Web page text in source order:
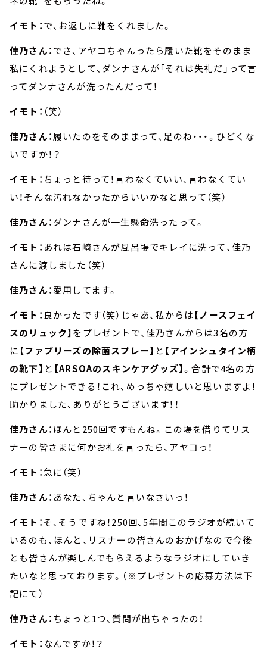
イモト：で、お返しに靴をくれました。
佳乃さん：でさ、アヤコちゃんったら履いた靴をそのまま
私にくれようとして、ダンナさんが「それは失礼だ」って言
ってダンナさんが洗ったんだって！
イモト： （笑）
佳乃さん：履いたのをそのままって、足のね・・・。ひどくな
いですか！？
イモト： ちょっと待って！言わなくていい、言わなくてい
い！そんな汚れなかったからいいかなと思って（笑）
佳乃さん：ダンナさんが一生懸命洗ったって。
イモト： あれは石崎さんが風呂場でキレイに洗って、佳乃
さんに渡しました（笑）
佳乃さん：愛用してます。
イモト： 良かったです（笑）じゃあ、私からは 【ノースフェイ
スのリュック】をプレゼントで、佳乃さんからは3名の方
に 【ファブリーズの除菌スプレー】 と 【アインシュタイン柄
の靴下】 と 【ARSOAのスキンケアグッズ】。合計で4名の方
にプレゼントできる！これ、めっちゃ嬉しいと思いますよ！
助かりました、ありがとうございます！！
佳乃さん：ほんと250回ですもんね。この場を借りてリス
ナーの皆さまに何かお礼を言ったら、アヤコっ！
イモト：急に（笑）
佳乃さん： あなた、ちゃんと言いなさいっ！
イモト：そ、そうですね！250回、5年間このラジオが続いて
いるのも、ほんと、リスナーの皆さんのおかげなので今後
とも皆さんが楽しんでもらえるようなラジオにしていき
たいなと思っております。（※プレゼントの応募方法は下
記にて）
佳乃さん： ちょっと1つ、質問が出ちゃったの！
イモト： なんですか！？